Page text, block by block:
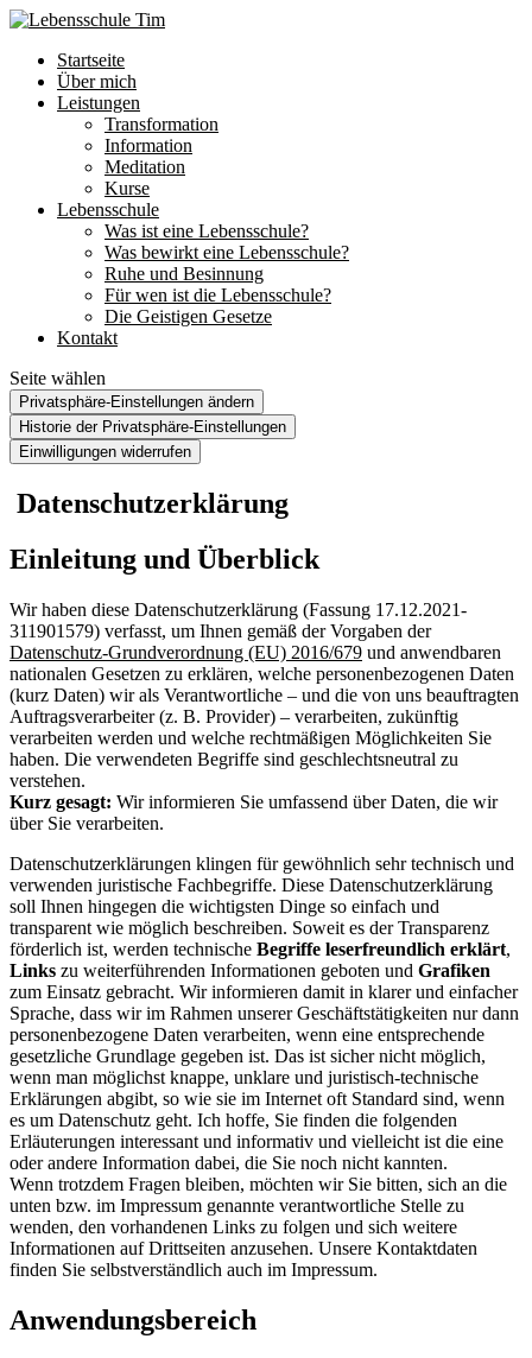
Startseite
Über mich
Leistungen
Transformation
Information
Meditation
Kurse
Lebensschule
Was ist eine Lebensschule?
Was bewirkt eine Lebensschule?
Ruhe und Besinnung
Für wen ist die Lebensschule?
Die Geistigen Gesetze
Kontakt
Seite wählen
Privatsphäre-Einstellungen ändern
Historie der Privatsphäre-Einstellungen
Einwilligungen widerrufen
Datenschutzerklärung
Einleitung und Überblick
Wir haben diese Datenschutzerklärung (Fassung 17.12.2021-
311901579) verfasst, um Ihnen gemäß der Vorgaben der
Datenschutz-Grundverordnung (EU) 2016/679 und anwendbaren
nationalen Gesetzen zu erklären, welche personenbezogenen Daten
(kurz Daten) wir als Verantwortliche – und die von uns beauftragten
Auftragsverarbeiter (z. B. Provider) – verarbeiten, zukünftig
verarbeiten werden und welche rechtmäßigen Möglichkeiten Sie
haben. Die verwendeten Begriffe sind geschlechtsneutral zu
verstehen.
Kurz gesagt: Wir informieren Sie umfassend über Daten, die wir
über Sie verarbeiten.
Datenschutzerklärungen klingen für gewöhnlich sehr technisch und
verwenden juristische Fachbegriffe. Diese Datenschutzerklärung
soll Ihnen hingegen die wichtigsten Dinge so einfach und
transparent wie möglich beschreiben. Soweit es der Transparenz
förderlich ist, werden technische Begriffe leserfreundlich erklärt,
Links zu weiterführenden Informationen geboten und Grafiken
zum Einsatz gebracht. Wir informieren damit in klarer und einfacher
Sprache, dass wir im Rahmen unserer Geschäftstätigkeiten nur dann
personenbezogene Daten verarbeiten, wenn eine entsprechende
gesetzliche Grundlage gegeben ist. Das ist sicher nicht möglich,
wenn man möglichst knappe, unklare und juristisch-technische
Erklärungen abgibt, so wie sie im Internet oft Standard sind, wenn
es um Datenschutz geht. Ich hoffe, Sie finden die folgenden
Erläuterungen interessant und informativ und vielleicht ist die eine
oder andere Information dabei, die Sie noch nicht kannten.
Wenn trotzdem Fragen bleiben, möchten wir Sie bitten, sich an die
unten bzw. im Impressum genannte verantwortliche Stelle zu
wenden, den vorhandenen Links zu folgen und sich weitere
Informationen auf Drittseiten anzusehen. Unsere Kontaktdaten
finden Sie selbstverständlich auch im Impressum.
Anwendungsbereich